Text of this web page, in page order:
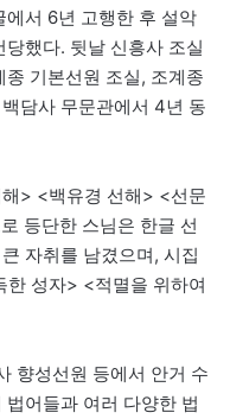
서 6년 고행한 후 설악
했다. 뒷날 신흥사 조실
기본선원 조실, 조계종
담사 무문관에서 4년 동
> <백유경 선해> <선문
등단한 스님은 한글 선
자취를 남겼으며, 시집
성자> <적멸을 위하여
향성선원 등에서 안거 수
어들과 여러 다양한 법